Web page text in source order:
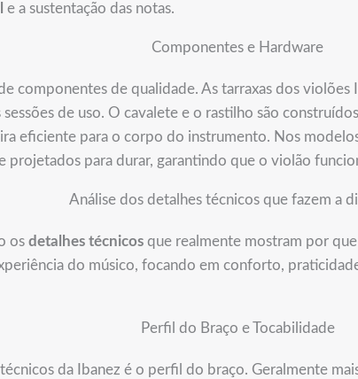
e a sustentação das notas.
Componentes e Hardware
componentes de qualidade. As tarraxas dos violões
de uso. O cavalete e o rastilho são
eficiente para o corpo do instrumento. Nos
projetados para durar, garantindo que o violão
Análise dos detalhes técnicos que fazem a
os detalhes técnicos que realmente mostram por
do músico, focando em conforto,
Perfil do Braço e Tocabilidade
da Ibanez é o perfil do braço. Geralmente